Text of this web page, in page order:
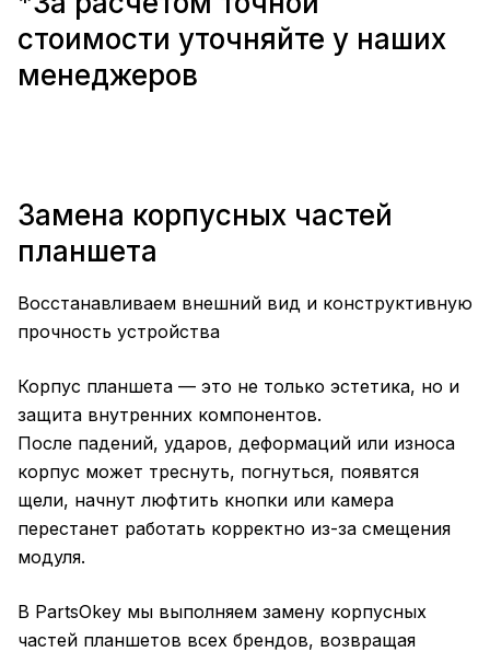
стоимости уточняйте у наших
менеджеров
Замена корпусных частей
планшета
Восстанавливаем внешний вид и конструктивную
прочность устройства
Корпус планшета — это не только эстетика, но и
защита внутренних компонентов.
После падений, ударов, деформаций или износа
корпус может треснуть, погнуться, появятся
щели, начнут люфтить кнопки или камера
перестанет работать корректно из-за смещения
модуля.
В PartsOkey мы выполняем замену корпусных
частей планшетов всех брендов, возвращая